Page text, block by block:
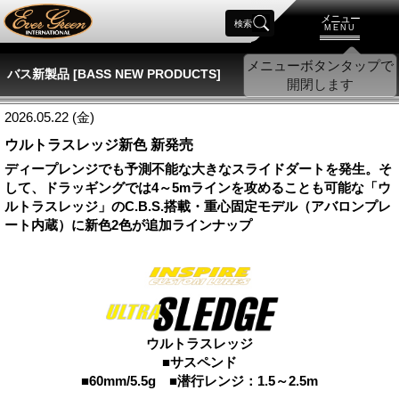
メニュー
MENU
検索
バス新製品 [BASS NEW PRODUCTS]
2026.05.22 (金)
ウルトラスレッジ新色 新発売
ディープレンジでも予測不能な大きなスライドダートを発生。そ
して、ドラッギングでは4～5mラインを攻めることも可能な「ウ
ルトラスレッジ」のC.B.S.搭載・重心固定モデル（アバロンプレ
ート内蔵）に新色2色が追加ラインナップ
ウルトラスレッジ
■サスペンド
■60mm/5.5g ■潜行レンジ：1.5～2.5m